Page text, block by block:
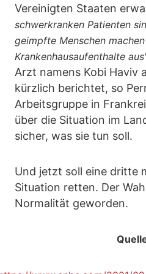
Vereinigten Staaten
schwerkranken Patienten
geimpfte Menschen
Krankenhausaufenthalte
Arzt namens Kobi Haviv
kürzlich berichtet, so
Arbeitsgruppe in
über die Situation im
sicher, was sie tun soll.
Und jetzt soll eine dritte
Situation retten. Der
Normalität geworden.